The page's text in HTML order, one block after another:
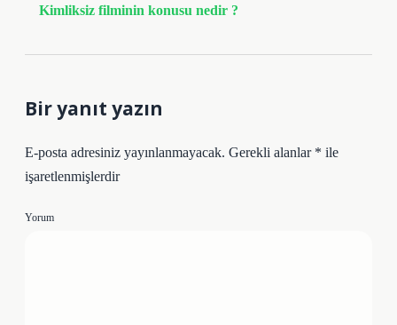
Kimliksiz filminin konusu nedir ?
Bir yanıt yazın
E-posta adresiniz yayınlanmayacak. Gerekli alanlar * ile
işaretlenmişlerdir
Yorum